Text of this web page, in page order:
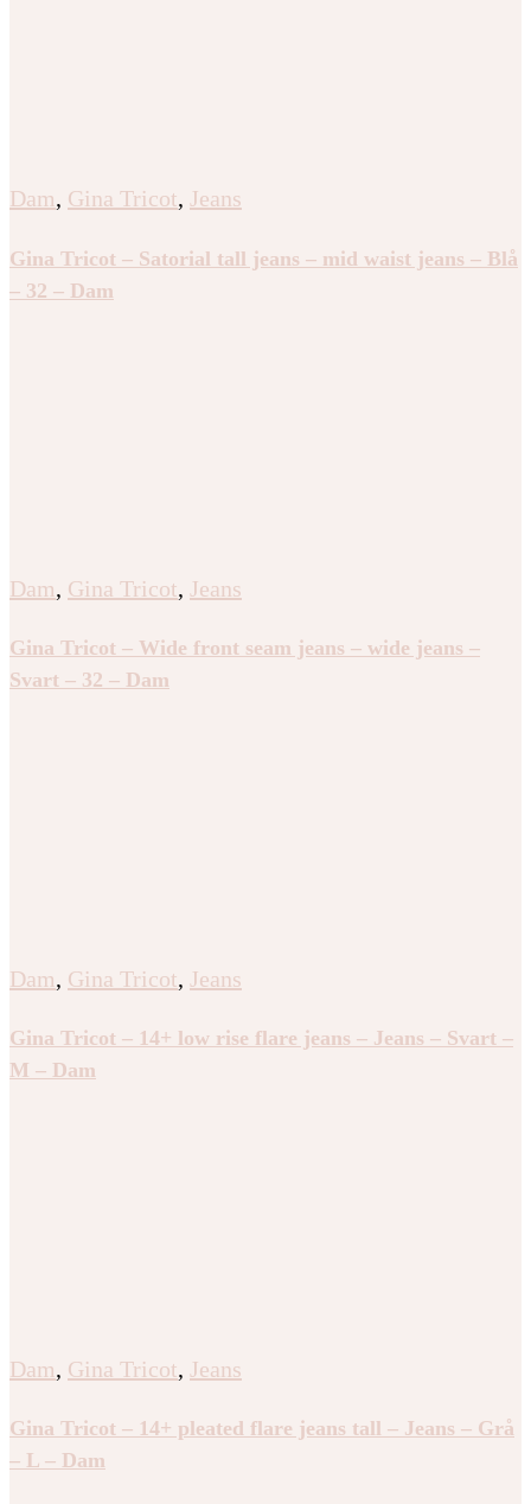
Dam, Gina Tricot, Jeans
Gina Tricot – Satorial tall jeans – mid waist jeans – Blå
– 32 – Dam
Dam, Gina Tricot, Jeans
Gina Tricot – Wide front seam jeans – wide jeans –
Svart – 32 – Dam
Dam, Gina Tricot, Jeans
Gina Tricot – 14+ low rise flare jeans – Jeans – Svart –
M – Dam
Dam, Gina Tricot, Jeans
Gina Tricot – 14+ pleated flare jeans tall – Jeans – Grå
– L – Dam